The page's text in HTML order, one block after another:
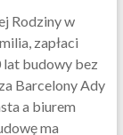
Rodziny w
zapłaci
lat budowy bez
Barcelony Ady
a biurem
ma